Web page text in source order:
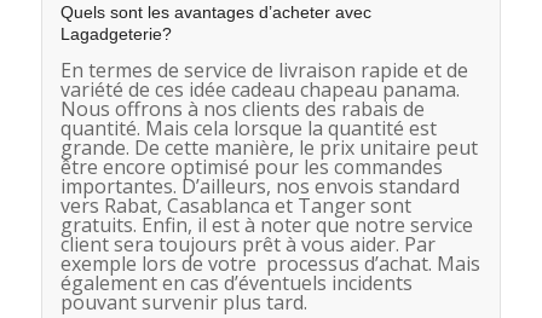
Quels sont les avantages d’acheter avec
Lagadgeterie?
En termes de service de livraison rapide et de
variété de ces idée cadeau chapeau panama.
Nous offrons à nos clients des rabais de
quantité. Mais cela lorsque la quantité est
grande. De cette manière, le prix unitaire peut
être encore optimisé pour les commandes
importantes. D’ailleurs, nos envois standard
vers Rabat, Casablanca et Tanger sont
gratuits. Enfin, il est à noter que notre service
client sera toujours prêt à vous aider. Par
exemple lors de votre processus d’achat. Mais
également en cas d’éventuels incidents
pouvant survenir plus tard.